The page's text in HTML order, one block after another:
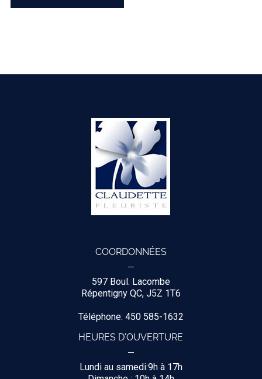
COORDONNÉES
597 Boul. Lacombe
Répentigny QC, J5Z 1T6
Téléphone: 450 585-1632
HEURES D'OUVERTURE
Lundi au samedi:9h à 17h